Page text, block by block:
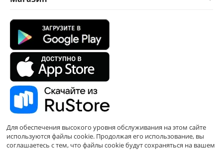
Для обеспечения высокого уровня обслуживания на этом сайте
используются файлы cookie. Продолжая его использование, вы
соглашаетесь с тем, что файлы cookie будут сохраняться на вашем